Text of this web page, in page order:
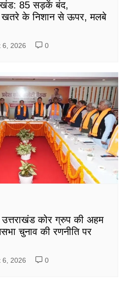
85 सड़कें बंद,
खतरे के निशान से ऊपर, मलबे
6, 2026 0
कोर ग्रुप की अहम
चुनाव की रणनीति पर
6, 2026 0